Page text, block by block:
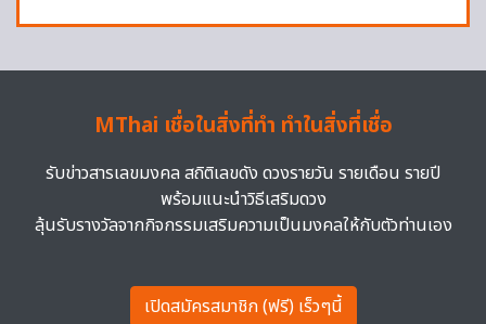
MThai เชื่อในสิ่งที่ทำ ทำในสิ่งที่เชื่อ
รับข่าวสารเลขมงคล สถิติเลขดัง ดวงรายวัน รายเดือน รายปี
พร้อมแนะนำวิธีเสริมดวง
ลุ้นรับรางวัลจากกิจกรรมเสริมความเป็นมงคลให้กับตัวท่านเอง
เปิดสมัครสมาชิก (ฟรี) เร็วๆนี้